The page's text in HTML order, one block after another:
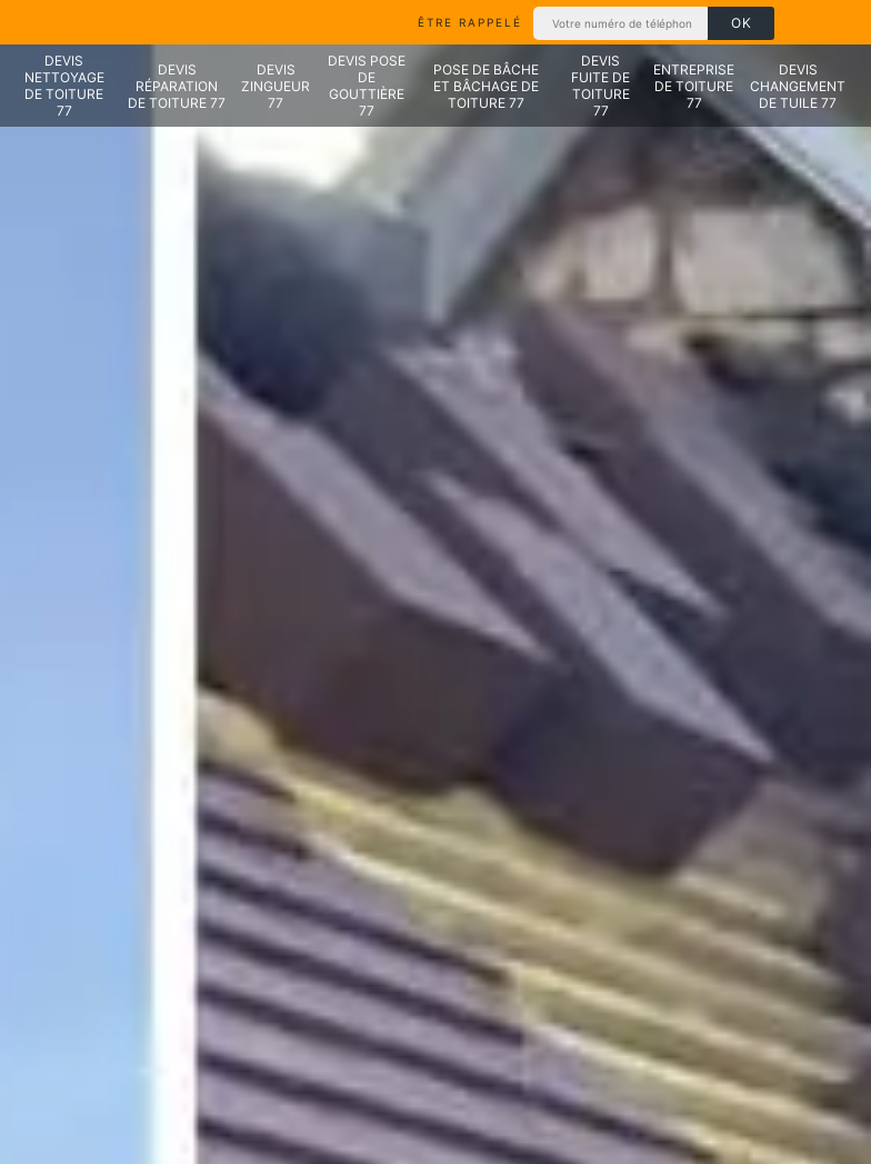
ÊTRE RAPPELÉ
DEVIS
NETTOYAGE
DE TOITURE
77
DEVIS
RÉPARATION
DE TOITURE 77
DEVIS
ZINGUEUR
77
DEVIS POSE
DE
GOUTTIÈRE
77
POSE DE BÂCHE
ET BÂCHAGE DE
TOITURE 77
DEVIS
FUITE DE
TOITURE
77
ENTREPRISE
DE TOITURE
77
DEVIS
CHANGEMENT
DE TUILE 77